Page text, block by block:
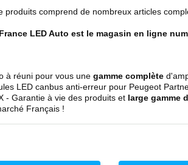
produits comprend de nombreux articles
France LED Auto est le magasin en ligne
à réuni pour vous une gamme complète
LED canbus anti-erreur pour Peugeot
- Garantie à vie des produits et large gamme
Français !